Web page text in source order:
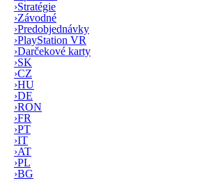
›Stratégie
›Závodné
›Predobjednávky
›PlayStation VR
›Darčekové karty
›SK
›CZ
›HU
›DE
›RON
›FR
›PT
›IT
›AT
›PL
›BG